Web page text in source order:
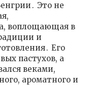
Это не
воплощающая в
и
Его
пастухов, а
веками,
ароматного и